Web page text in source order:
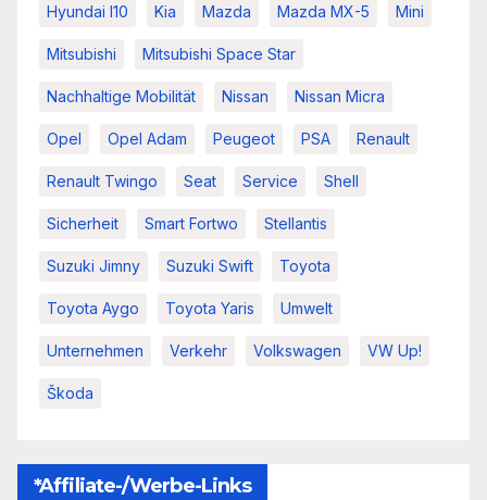
Hyundai I10 Kia Mazda Mazda MX-5 Mini
Mitsubishi Mitsubishi Space Star
Nachhaltige Mobilität Nissan Nissan Micra
Opel Opel Adam Peugeot PSA Renault
Renault Twingo Seat Service Shell
Sicherheit Smart Fortwo Stellantis
Suzuki Jimny Suzuki Swift Toyota
Toyota Aygo Toyota Yaris Umwelt
Unternehmen Verkehr Volkswagen VW Up!
Škoda
*Affiliate-/Werbe-Links